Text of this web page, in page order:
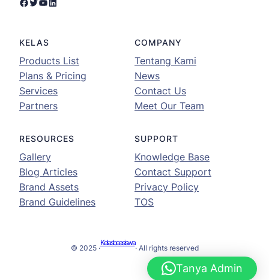
KELAS
Products List
Plans & Pricing
Services
Partners
COMPANY
Tentang Kami
News
Contact Us
Meet Our Team
RESOURCES
Gallery
Blog Articles
Brand Assets
Brand Guidelines
SUPPORT
Knowledge Base
Contact Support
Privacy Policy
TOS
© 2025 ·
Kelasbeasiswa
· All rights reserved
Tanya Admin